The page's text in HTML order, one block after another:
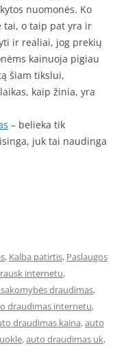
nuomonės. Ko
tai, o taip pat yra ir
ir realiai, jog prekių
kainuoja pigiau
šiam tikslui,
kaip žinia, yra
– belieka tik
juk tai naudinga
, Kalba patirtis, Paslaugos
internetu,
draudimas,
draudimas internetu,
draudimas kaina,auto
,auto draudimas uk,